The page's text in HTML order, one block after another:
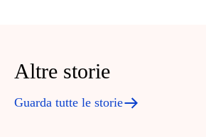
Altre storie
Guarda tutte le storie